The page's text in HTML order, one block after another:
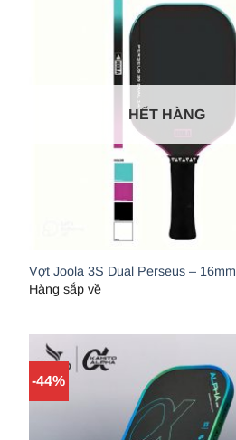
HẾT HÀNG
Vợt Joola 3S Dual Perseus – 16mm
Hàng sắp về
-44%